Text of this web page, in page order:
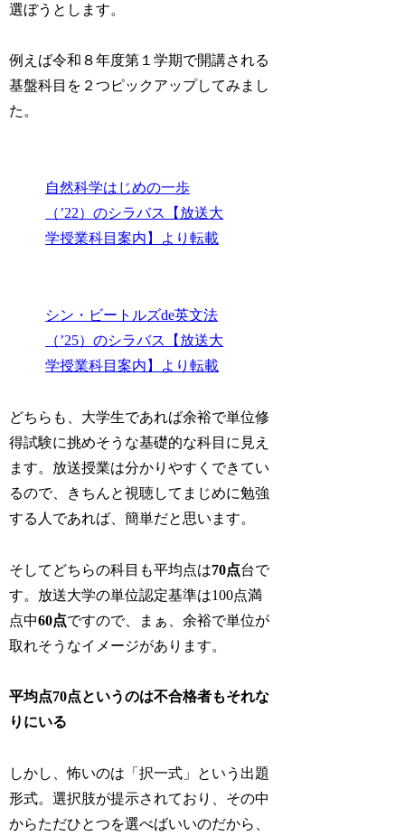
選ぼうとします。
例えば令和８年度第１学期で開講される
基盤科目を２つピックアップしてみまし
た。
自然科学はじめの一歩
（’22）のシラバス【放送大
学授業科目案内】より転載
シン・ビートルズde英文法
（’25）のシラバス【放送大
学授業科目案内】より転載
どちらも、大学生であれば余裕で単位修
得試験に挑めそうな基礎的な科目に見え
ます。放送授業は分かりやすくできてい
るので、きちんと視聴してまじめに勉強
する人であれば、簡単だと思います。
そしてどちらの科目も平均点は70点台で
す。放送大学の単位認定基準は100点満
点中60点ですので、まぁ、余裕で単位が
取れそうなイメージがあります。
平均点70点というのは不合格者もそれな
りにいる
しかし、怖いのは「択一式」という出題
形式。選択肢が提示されており、その中
からただひとつを選べばいいのだから、